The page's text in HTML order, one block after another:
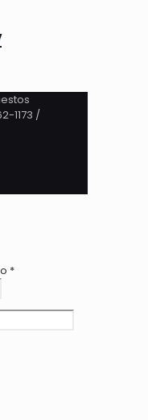
1173 /
*